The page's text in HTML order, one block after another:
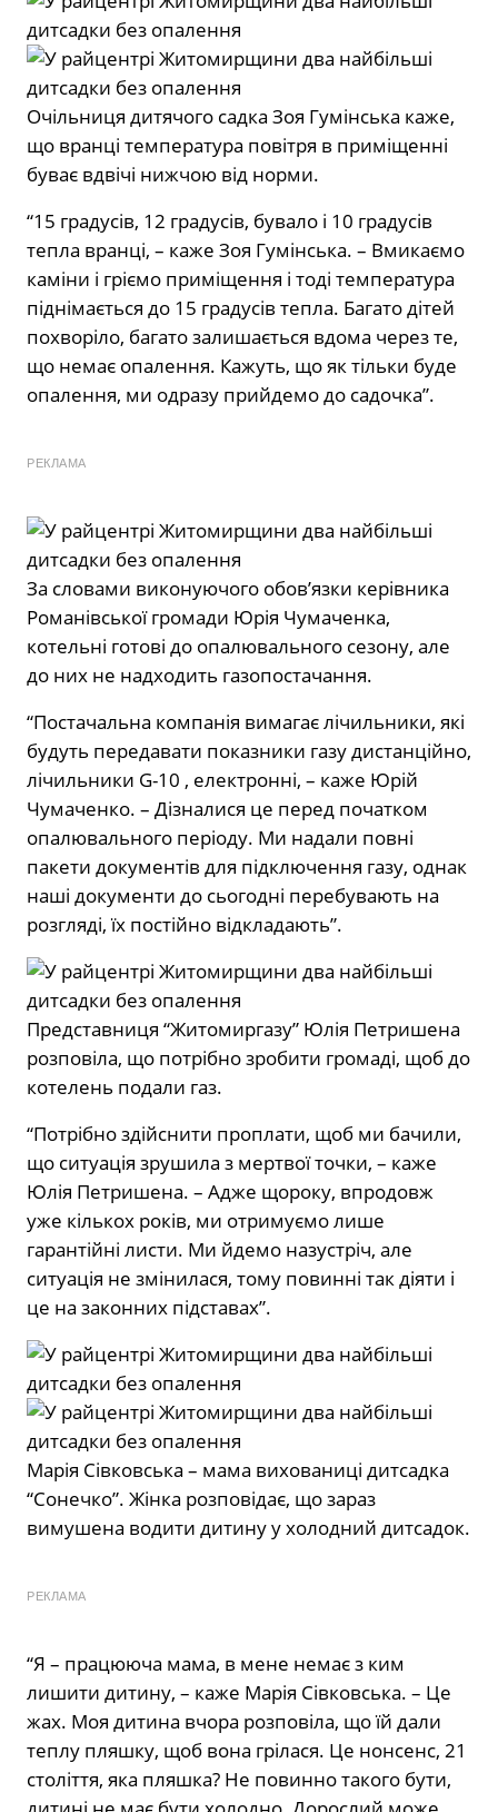
Очільниця дитячого садка Зоя Гумінська каже,
що вранці температура повітря в приміщенні
буває вдвічі нижчою від норми.
“15 градусів, 12 градусів, бувало і 10 градусів
тепла вранці, – каже Зоя Гумінська. – Вмикаємо
каміни і гріємо приміщення і тоді температура
піднімається до 15 градусів тепла. Багато дітей
похворіло, багато залишається вдома через те,
що немає опалення. Кажуть, що як тільки буде
опалення, ми одразу прийдемо до садочка”.
РЕКЛАМА
За словами виконуючого обов’язки керівника
Романівської громади Юрія Чумаченка,
котельні готові до опалювального сезону, але
до них не надходить газопостачання.
“Постачальна компанія вимагає лічильники, які
будуть передавати показники газу дистанційно,
лічильники G-10 , електронні, – каже Юрій
Чумаченко. – Дізналися це перед початком
опалювального періоду. Ми надали повні
пакети документів для підключення газу, однак
наші документи до сьогодні перебувають на
розгляді, їх постійно відкладають”.
Представниця “Житомиргазу” Юлія Петришена
розповіла, що потрібно зробити громаді, щоб до
котелень подали газ.
“Потрібно здійснити проплати, щоб ми бачили,
що ситуація зрушила з мертвої точки, – каже
Юлія Петришена. – Адже щороку, впродовж
уже кількох років, ми отримуємо лише
гарантійні листи. Ми йдемо назустріч, але
ситуація не змінилася, тому повинні так діяти і
це на законних підставах”.
Марія Сівковська – мама вихованиці дитсадка
“Сонечко”. Жінка розповідає, що зараз
вимушена водити дитину у холодний дитсадок.
РЕКЛАМА
“Я – працююча мама, в мене немає з ким
лишити дитину, – каже Марія Сівковська. – Це
жах. Моя дитина вчора розповіла, що їй дали
теплу пляшку, щоб вона грілася. Це нонсенс, 21
століття, яка пляшка? Не повинно такого бути,